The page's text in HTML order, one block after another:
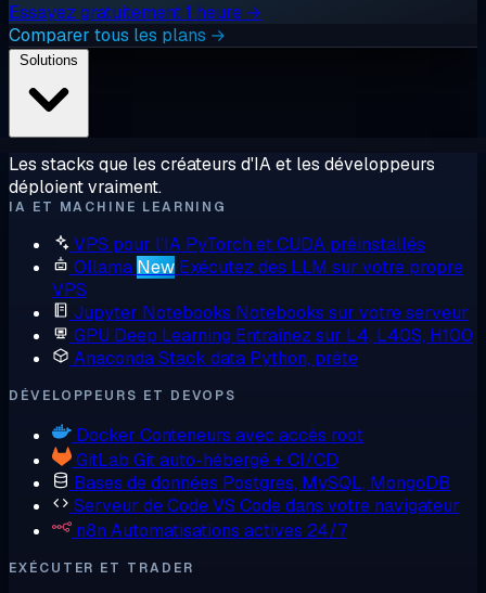
Essayez gratuitement 1 heure →
Comparer tous les plans →
Les stacks que les créateurs d'IA et les développeurs
déploient vraiment.
IA ET MACHINE LEARNING
VPS pour l'IA PyTorch et CUDA préinstallés
Ollama New Exécutez des LLM sur votre propre
VPS
Jupyter Notebooks Notebooks sur votre serveur
GPU Deep Learning Entraînez sur L4, L40S, H100
AnacondaStack data Python, prête
DÉVELOPPEURS ET DEVOPS
Docker Conteneurs avec accès root
GitLab Git auto-hébergé + CI/CD
Bases de données Postgres, MySQL, MongoDB
Serveur de CodeVS Code dans votre navigateur
n8n Automatisations actives 24/7
EXÉCUTER ET TRADER